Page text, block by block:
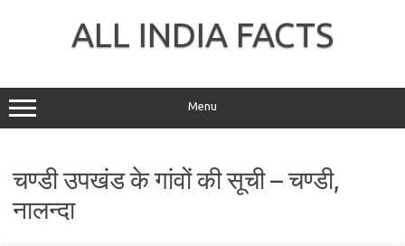
ALL INDIA FACTS
Menu
चण्डी उपखंड के गांवों की सूची – चण्डी,
नालन्दा